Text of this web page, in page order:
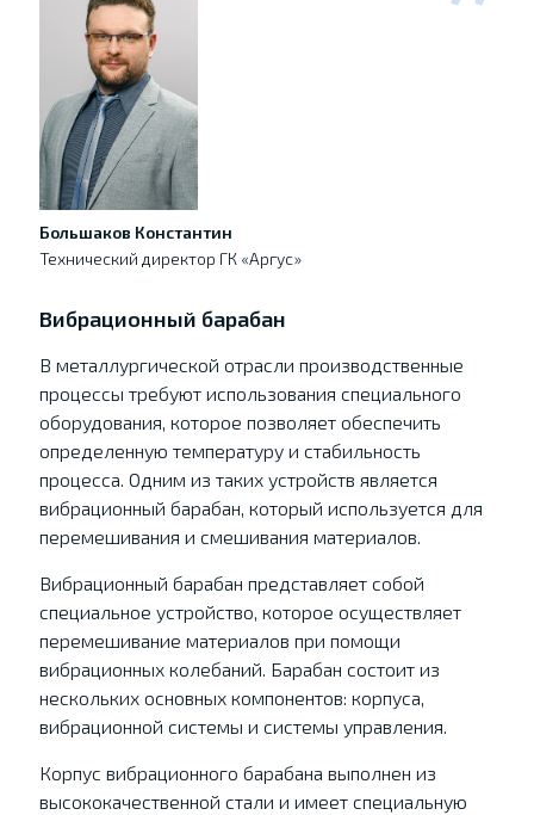
Большаков Константин
Технический директор ГК «Аргус»
Вибрационный барабан
В металлургической отрасли производственные
процессы требуют использования специального
оборудования, которое позволяет обеспечить
определенную температуру и стабильность
процесса. Одним из таких устройств является
вибрационный барабан, который используется для
перемешивания и смешивания материалов.
Вибрационный барабан представляет собой
специальное устройство, которое осуществляет
перемешивание материалов при помощи
вибрационных колебаний. Барабан состоит из
нескольких основных компонентов: корпуса,
вибрационной системы и системы управления.
Корпус вибрационного барабана выполнен из
высококачественной стали и имеет специальную